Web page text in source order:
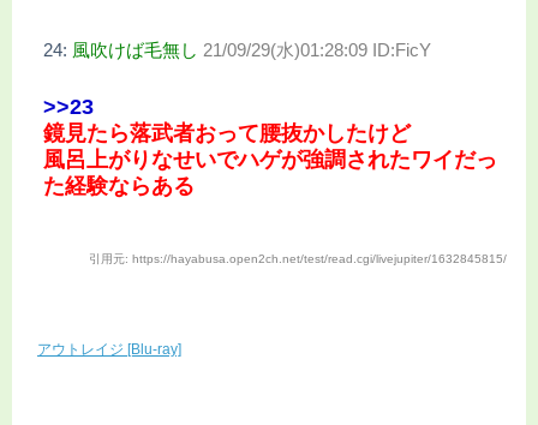
24: 風吹けば毛無し 21/09/29(水)01:28:09 ID:FicY
>>23
鏡見たら落武者おって腰抜かしたけど
風呂上がりなせいでハゲが強調されたワイだっ
た経験ならある
引用元: https://hayabusa.open2ch.net/test/read.cgi/livejupiter/1632845815/
アウトレイジ [Blu-ray]